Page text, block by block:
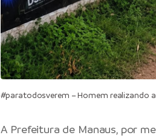
#paratodosverem – Homem realizando
A Prefeitura de Manaus, por